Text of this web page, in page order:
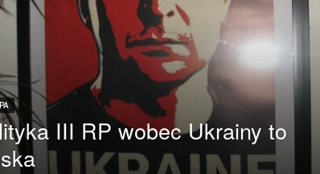
III RP wobec Ukrainy to